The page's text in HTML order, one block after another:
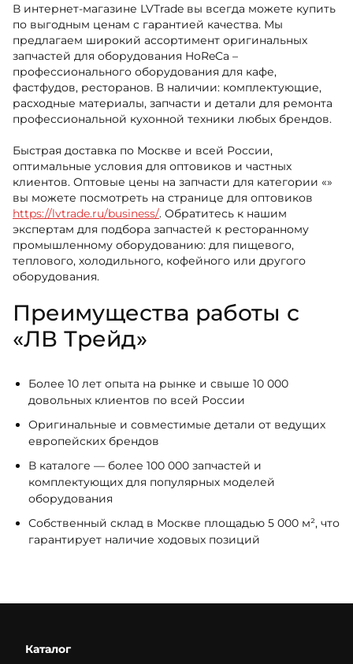
В интернет-магазине LVTrade вы всегда можете купить
по выгодным ценам с гарантией качества. Мы
предлагаем широкий ассортимент оригинальных
запчастей для оборудования HoReCa –
профессионального оборудования для кафе,
фастфудов, ресторанов. В наличии: комплектующие,
расходные материалы, запчасти и детали для ремонта
профессиональной кухонной техники любых брендов.
Быстрая доставка по Москве и всей России,
оптимальные условия для оптовиков и частных
клиентов. Оптовые цены на запчасти для категории «»
вы можете посмотреть на странице для оптовиков
https://lvtrade.ru/business/. Обратитесь к нашим
экспертам для подбора запчастей к ресторанному
промышленному оборудованию: для пищевого,
теплового, холодильного, кофейного или другого
оборудования.
Преимущества работы с
«ЛВ Трейд»
Более 10 лет опыта на рынке и свыше 10 000
довольных клиентов по всей России
Оригинальные и совместимые детали от ведущих
европейских брендов
В каталоге — более 100 000 запчастей и
комплектующих для популярных моделей
оборудования
Собственный склад в Москве площадью 5 000 м², что
гарантирует наличие ходовых позиций
Каталог